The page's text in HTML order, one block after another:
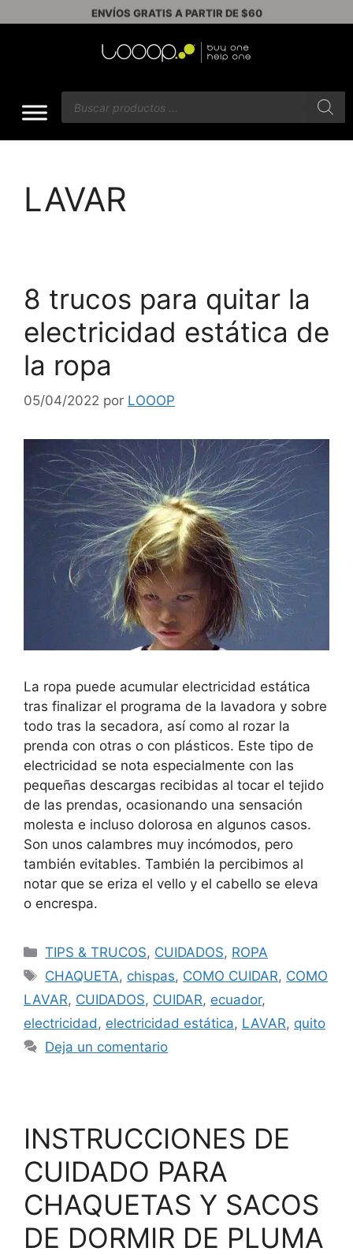
ENVÍOS GRATIS A PARTIR DE $60
LAVAR
8 trucos para quitar la
electricidad estática de
la ropa
05/04/2022 por LOOOP
La ropa puede acumular electricidad estática
tras finalizar el programa de la lavadora y sobre
todo tras la secadora, así como al rozar la
prenda con otras o con plásticos. Este tipo de
electricidad se nota especialmente con las
pequeñas descargas recibidas al tocar el tejido
de las prendas, ocasionando una sensación
molesta e incluso dolorosa en algunos casos.
Son unos calambres muy incómodos, pero
también evitables. También la percibimos al
notar que se eriza el vello y el cabello se eleva
o encrespa.
TIPS & TRUCOS, CUIDADOS, ROPA
CHAQUETA, chispas, COMO CUIDAR, COMO
LAVAR, CUIDADOS, CUIDAR, ecuador,
electricidad , electricidad estática, LAVAR, quito
Deja un comentario
INSTRUCCIONES DE
CUIDADO PARA
CHAQUETAS Y SACOS
DE DORMIR DE PLUMA